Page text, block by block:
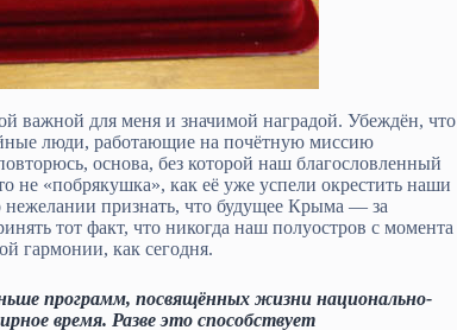
важной для меня и значимой наградой. Убеждён, что
люди, работающие на почётную миссию
основа, без которой наш благословленный
не «побрякушка», как её уже успели окрестить наши
признать, что будущее Крыма — за
тот факт, что никогда наш полуостров с момента
гармонии, как сегодня.
программ, посвящённых жизни национально-
время. Разве это способствует